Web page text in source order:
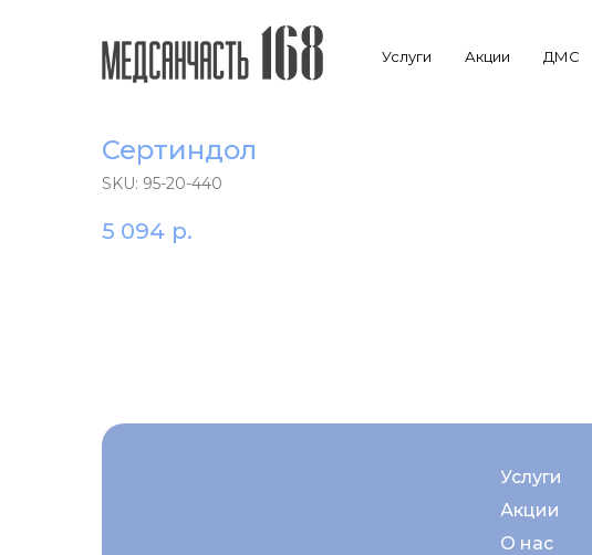
Услуги Акции ДМС
Сертиндол
SKU: 95-20-440
5 094 р.
Услуги
Акции
О нас